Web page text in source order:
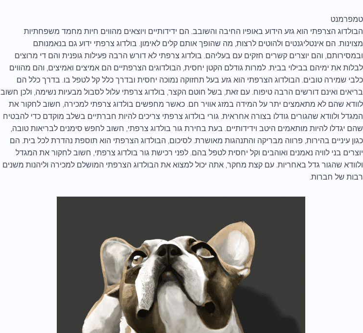
טמפרמנט
הבולדוג הצרפתי הוא גזע הידוע באופיו החיבה והשובב. הם ידידותיים ויוצאים מהווים חיות מחמד משפחתיות
מצוינות. הם אינטליגנטים ולהוטים לרצות, מה שהופך אותם קלים לאימון. בולדוג צרפתי ידוע גם בנאמנותם
ובמסירותם, והם יוצרים קשרים חזקים עם בעליהם. בולדוג צרפתי לא דורש הרבה פעילות גופנית והם די מרוצים
לבלות את ימיהם בבילוי בבית. למרות גודלם הקטן יחסית, הבולדוגים הצרפתיים הם אמיצים ואמיצים, והם מהווים
כלבי שמירה טובים. הבולדוג הצרפתי הוא גזע בעל תחזוקה נמוכה יחסית ובדרך כלל קל לטפל בו. בדרך כלל הם
בריאים ואינם דורשים הרבה טיפוח. עם זאת, בשל חוטם הקצר, בולדוג צרפתי עלול לסבול מבעיות נשימה, ולכן חשוב
לוודא שהם לא מתאמצים יתר על המידה במזג אוויר חם. כאשר מחפשים בולדוג צרפתי למכירה, חשוב לחקור את
המגדל ולוודא שהגורים גודלו בצורה אחראית. גורי בולדוג צרפתי צריכים להיות חברתיים בשלב מוקדם כדי להבטיח
שהם יגדלו להיות מותאמים היטב וידידותיים. בעת בחירת גור בולדוג צרפתי, חשוב לחפש סימנים לבריאות טובה,
כגון עיניים בהירות, פרווה מבריקה והתנהגות מאושרת. לסיכום, הבולדוג הצרפתי הוא תוספת נהדרת לכל בית. הם
יוצרים בני לוויה נאמנים ואוהבים וקל יחסית לטפל בהם. לפני רכישת גור בולדוג צרפתי, חשוב לחקור את המגדל
ולוודא שהגור גדל באחריות. עם קצת מחקר, אתה יכול למצוא את הבולדוג הצרפתי המושלם למכירה וליהנות משנים
רבות של חברות.